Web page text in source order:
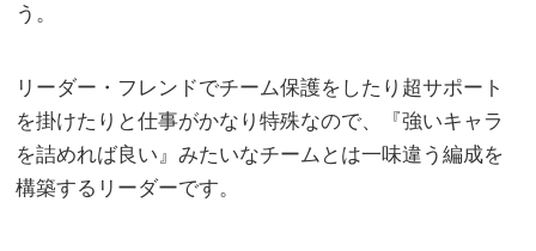
う。
リーダー・フレンドでチーム保護をしたり超サポート
を掛けたりと仕事がかなり特殊なので、『強いキャラ
を詰めれば良い』みたいなチームとは一味違う編成を
構築するリーダーです。